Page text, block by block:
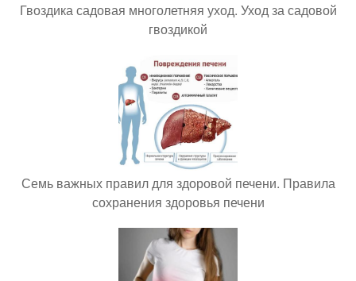
Гвоздика садовая многолетняя уход. Уход за садовой
гвоздикой
Семь важных правил для здоровой печени. Правила
сохранения здоровья печени